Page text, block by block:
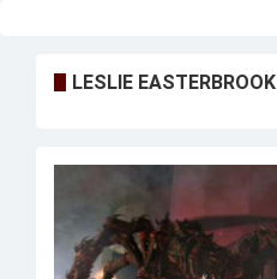
LESLIE EASTERBROOK